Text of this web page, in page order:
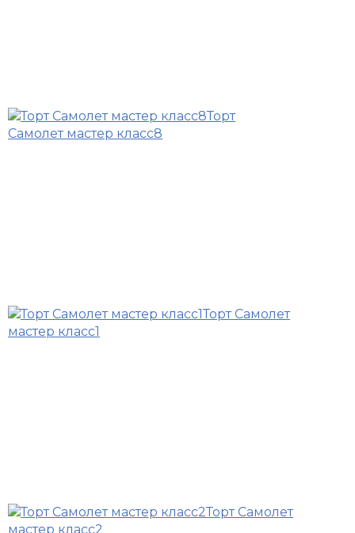
Торт
Самолет мастер класс8
Торт Самолет
мастер класс1
Торт Самолет
мастер класс2